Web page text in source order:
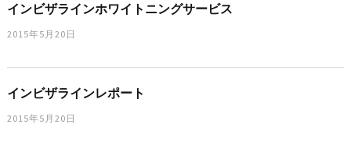
インビザラインホワイトニングサービス
2015年5月20日
インビザラインレポート
2015年5月20日